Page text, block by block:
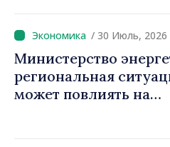
/ 30 Июль, 2026
Министерство
региональная
может повлиять на